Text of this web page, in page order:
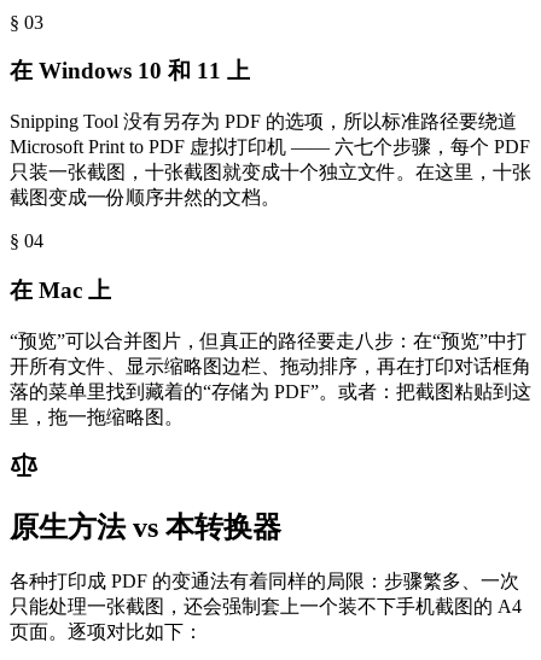
§ 03
在 Windows 10 和 11 上
Snipping Tool 没有另存为 PDF 的选项，所以标准路径要绕道
Microsoft Print to PDF 虚拟打印机 —— 六七个步骤，每个 PDF
只装一张截图，十张截图就变成十个独立文件。在这里，十张
截图变成一份顺序井然的文档。
§ 04
在 Mac 上
“预览”可以合并图片，但真正的路径要走八步：在“预览”中打
开所有文件、显示缩略图边栏、拖动排序，再在打印对话框角
落的菜单里找到藏着的“存储为 PDF”。或者：把截图粘贴到这
里，拖一拖缩略图。
原生方法 vs 本转换器
各种打印成 PDF 的变通法有着同样的局限：步骤繁多、一次
只能处理一张截图，还会强制套上一个装不下手机截图的 A4
页面。逐项对比如下：